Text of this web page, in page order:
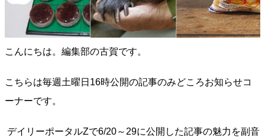
こんにちは。編集部の古賀です。
こちらは毎週土曜日16時公開の記事のみどころお知らせコ
ーナーです。
デイリーポータルZで6/20～29に公開した記事の魅力を副音